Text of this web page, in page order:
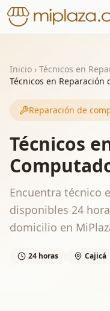
Inicio › Técnicos en
Técnicos en Reparación
Reparación de
Técnicos
Encuentra técnico
disponibles 24
domicilio en
24 horas Cajicá